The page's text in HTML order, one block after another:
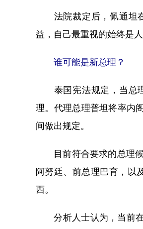
法院裁定后，佩通坦在
益，自己最重视的始终是
谁可能是新总理？
泰国宪法规定，当总理
理。代理总理普坦将率内
间做出规定。
目前符合要求的总理候
阿努廷、前总理巴育，以
西。
分析人士认为，当前在